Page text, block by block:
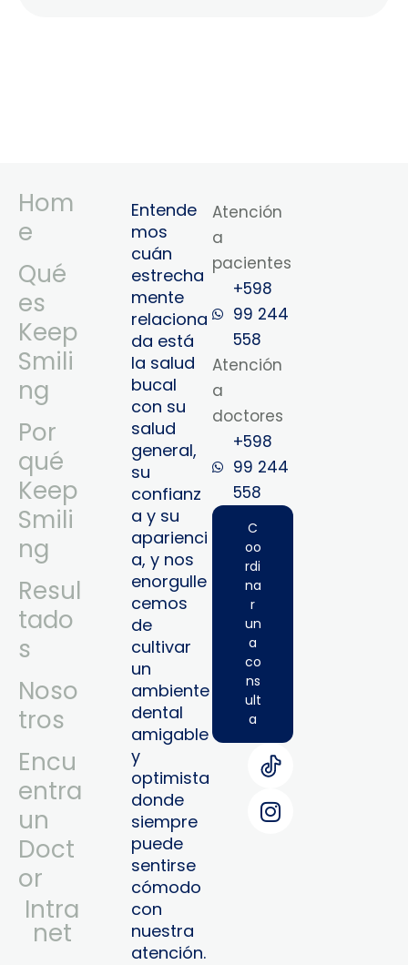
Hom
e
Qué
es
Keep
Smili
ng
Por
qué
Keep
Smili
ng
Resul
tado
s
Noso
tros
Encu
entra
un
Doct
or
Intra
Net
Entende
mos
cuán
estrecha
mente
relaciona
da está
la salud
bucal
con su
salud
general,
su
confianz
a y su
aparienci
a, y nos
enorgulle
cemos
de
cultivar
un
ambiente
dental
amigable
y
optimista
donde
siempre
puede
sentirse
cómodo
con
nuestra
atención.
Atención
a
pacientes
+598
99 244
558
Atención
a
doctores
+598
99 244
558‬‬
C
oo
rdi
na
r
un
a
co
ns
ult
a